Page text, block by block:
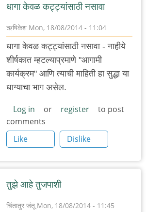
धागा केवळ कट्ट्यांसाठी नसावा
ऋषिकेश Mon, 18/08/2014 - 11:04
In
reply
जागा
चुकलासी?
by
'न'वी
बाजू
धागा केवळ कट्ट्यांसाठी नसावा - नाहीये
शीर्षकात म्हटल्याप्रमाणे "आगामी
कार्यक्रम" आणि त्याची माहिती हा सुद्धा या
धाग्याचा भाग असेल.
Log in or register
to post
comments
Like
Dislike
तुझे आहे तुजपाशी
चिंतातुर जंतू Mon, 18/08/2014 - 11:45